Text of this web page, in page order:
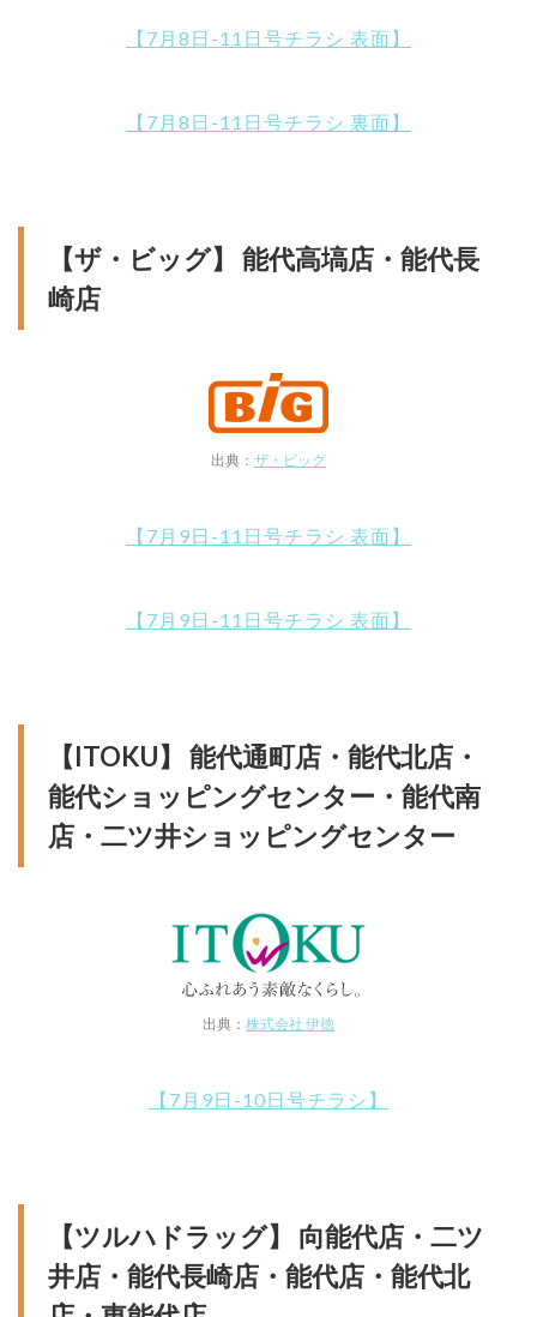
【7月8日-11日号チラシ 表面】
【7月8日-11日号チラシ 裏面】
【ザ・ビッグ】 能代高塙店・能代長
崎店
出典： ザ・ビッグ
【7月9日-11日号チラシ 表面】
【7月9日-11日号チラシ 表面】
【ITOKU】 能代通町店・能代北店・
能代ショッピングセンター・能代南
店・二ツ井ショッピングセンター
出典： 株式会社 伊徳
【7月9日-10日号チラシ】
【ツルハドラッグ】 向能代店・二ツ
井店・能代長崎店・能代店・能代北